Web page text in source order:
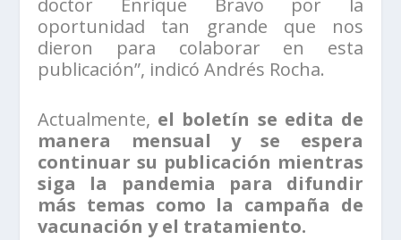
doctor Enrique Bravo por la
oportunidad tan grande que nos
dieron para colaborar en esta
publicación”, indicó Andrés Rocha.
Actualmente, el boletín se edita de
manera mensual y se espera
continuar su publicación mientras
siga la pandemia para difundir
más temas como la campaña de
vacunación y el tratamiento.